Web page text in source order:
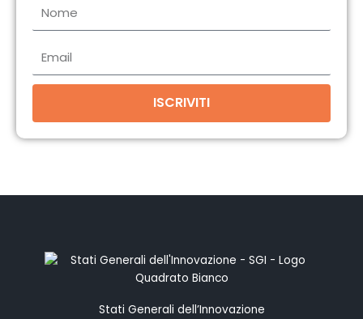
ISCRIVITI
Stati Generali dell’Innovazione